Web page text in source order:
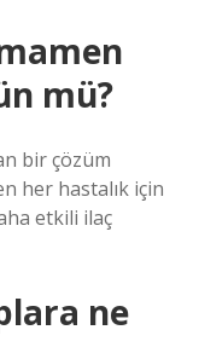
mü?
bir çözüm
her hastalık için
etkili ilaç
ne